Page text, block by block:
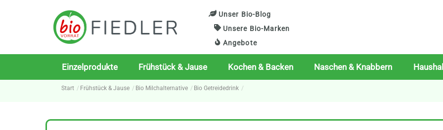
Unser Bio-Blog
Unsere Bio-Marken
Angebote
Einzelprodukte Frühstück & Jause Kochen & Backen Naschen & Knabbern
Start Frühstück & Jause Bio Milchalternative Bio Getreidedrink